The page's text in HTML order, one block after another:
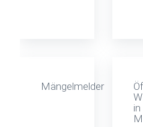
Mängelmelder
in